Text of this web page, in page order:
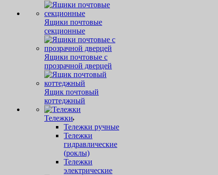
Ящики почтовые
секционные
Ящики почтовые с
прозрачной дверцей
Ящик почтовый
коттеджный
Тележки
Тележки ручные
Тележки
гидравлические
(роклы)
Тележки
электрические